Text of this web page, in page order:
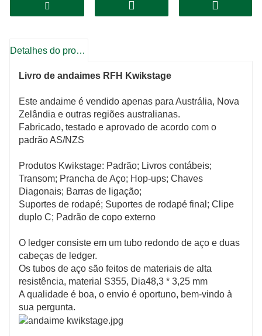
Detalhes do produto
Livro de andaimes RFH Kwikstage
Este andaime é vendido apenas para Austrália, Nova
Zelândia e outras regiões australianas.
Fabricado, testado e aprovado de acordo com o
padrão AS/NZS
Produtos Kwikstage: Padrão; Livros contábeis;
Transom; Prancha de Aço; Hop-ups; Chaves
Diagonais; Barras de ligação;
Suportes de rodapé; Suportes de rodapé final; Clipe
duplo C; Padrão de copo externo
O ledger consiste em um tubo redondo de aço e duas
cabeças de ledger.
Os tubos de aço são feitos de materiais de alta
resistência, material S355, Dia48,3 * 3,25 mm
A qualidade é boa, o envio é oportuno, bem-vindo à
sua pergunta.